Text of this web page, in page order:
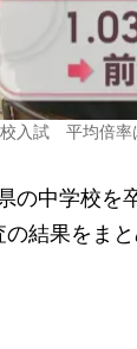
校入試 平均倍
の中学校を
結果をま